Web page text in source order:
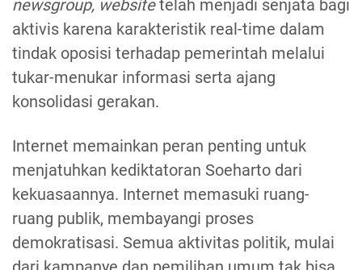
newsgroup, websitetelah menjadi senjata bagi
aktivis karena karakteristik real-time dalam
tindak oposisi terhadap pemerintah melalui
tukar-menukar informasi serta ajang
konsolidasi gerakan.
Internet memainkan peran penting untuk
menjatuhkan kediktatoran Soeharto dari
kekuasaannya. Internet memasuki ruang-
ruang publik, membayangi proses
demokratisasi. Semua aktivitas politik, mulai